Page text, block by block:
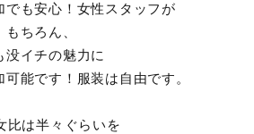
でも安心！女性スタッフが
ちろん、
イチの魅力に
能です！服装は自由です。
比は半々ぐらいを